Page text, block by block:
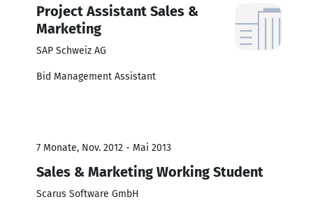
Project Assistant Sales &
Marketing
SAP Schweiz AG
Bid Management Assistant
7 Monate, Nov. 2012 - Mai 2013
Sales & Marketing Working Student
Scarus Software GmbH